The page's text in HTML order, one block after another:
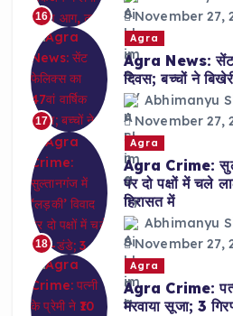
16
November 27,
17
Agra
Agra News: सेंट
दिवस; बच्चों ने
Abhimanyu
November 27,
18
Agra
Agra Crime:
पर दो पक्षों में चले
हिरासत में
Abhimanyu
November 27,
Agra
Agra Crime:
मरवाया सूजा; 3